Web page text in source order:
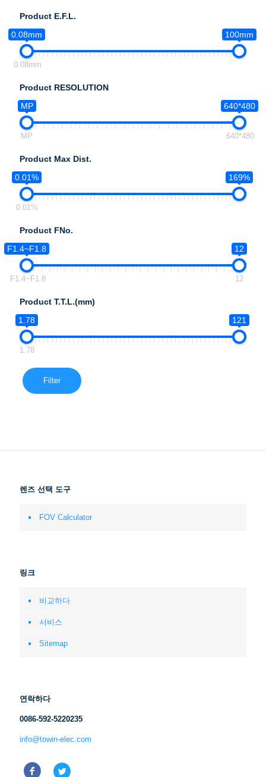
Product E.F.L.
0.08mm
100mm
0.08mm
Product RESOLUTION
MP
640*480
MP 640*480
Product Max Dist.
0.01%
169%
0.01%
Product FNo.
F1.4~F1.8
12
F1.4~F1.8 12
Product T.T.L.(mm)
1.78
121
1.78
Filter
렌즈 선택 도구
FOV Calculator
링크
비교하다
서비스
Sitemap
연락하다
0086-592-5220235
info@towin-elec.com